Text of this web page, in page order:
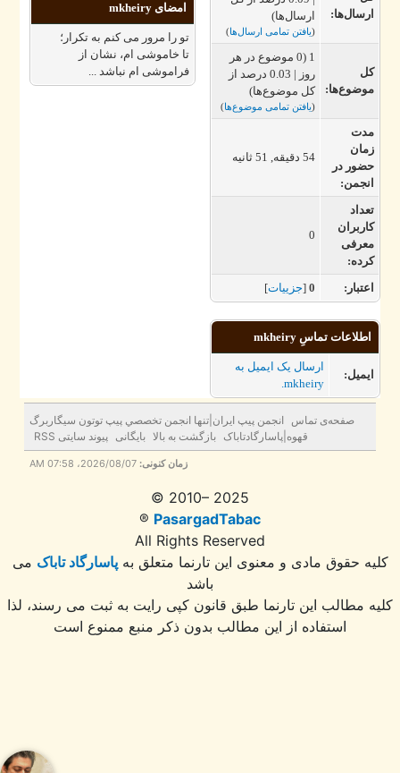
ارسال‌ها:
ارسال‌ها)
یافتن تمامی ارسال‌ها )
موضوع‌ها:
1 (0 موضوع در هر
روز | 0.03 درصد از
کل موضوع‌ها)
یافتن تمامی موضوع‌ها)
حضور در
انجمن:
کاربران
معرفی
کرده:
0
جزییات]
اطلاعات تماسِ mkheiry
ارسال یک ایمیل به
mkheiry.
امضای mkheiry
تو را مرور می کنم به تکرار؛
تا خاموشی ام، نشان از
فراموشی ام نباشد ...
صفحه‌ی تماس
انجمن پيپ ايران|تنها انجمن تخصصي پيپ توتون سيگاربرگ
قهوه|پاسارگادتاباک بازگشت به بالا بایگانی پیوند سایتی RSS
زمان کنونی:2026/08/07، 07:58 AM
© 2010– 2025
®PasargadTabac
All Rights Reserved
حقوق مادی و معنوی اين تارنما متعلق بهپاسارگاد تاباکمی
مطالب این تارنما طبق قانون کپی رایت به ثبت می رسند، لذا
استفاده از این مطالب بدون ذکر منبع ممنوع است